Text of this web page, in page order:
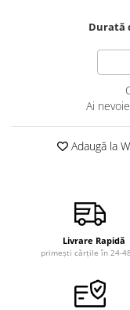
Relații de cuplu
Erotism
Psihologie practică
Lumea îngerilor
Seria Masaru Emoto
Inspiraţie divină
Vindecare spirituală
Durată
Ai
Adaugă la
Livrare Rapidă
primești cărțile în 24-